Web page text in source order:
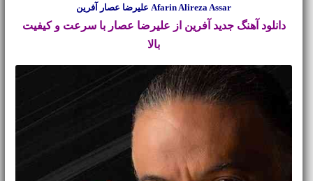
Afarin Alireza Assar علیرضا عصار آفرین
دانلود آهنگ جدید آفرین از علیرضا عصار با سرعت و کیفیت
بالا